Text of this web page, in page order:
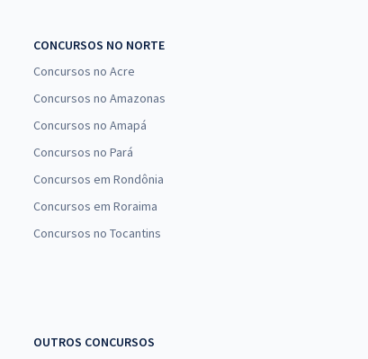
CONCURSOS NO NORTE
Concursos no Acre
Concursos no Amazonas
Concursos no Amapá
Concursos no Pará
Concursos em Rondônia
Concursos em Roraima
Concursos no Tocantins
OUTROS CONCURSOS